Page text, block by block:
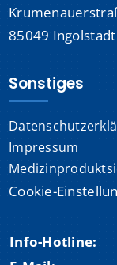
85049 Ingolstadt
Sonstiges
Impressum
Cookie-
Info-Hotline: